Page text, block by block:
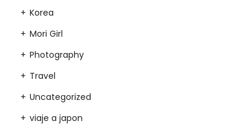
Korea
Mori Girl
Photography
Travel
Uncategorized
viaje a japon